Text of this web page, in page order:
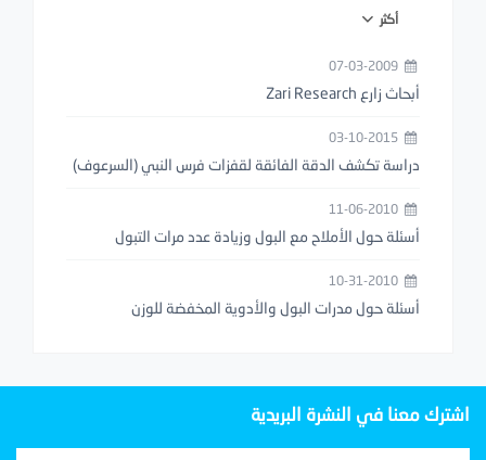
أكثر
أبحاث زارع Zari Research
دراسة تكشف الدقة الفائقة لقفزات فرس النبي (السرعوف)
أسئلة حول الأملاح مع البول وزيادة عدد مرات التبول
أسئلة حول مدرات البول والأدوية المخفضة للوزن
اشترك معنا في النشرة البريدية